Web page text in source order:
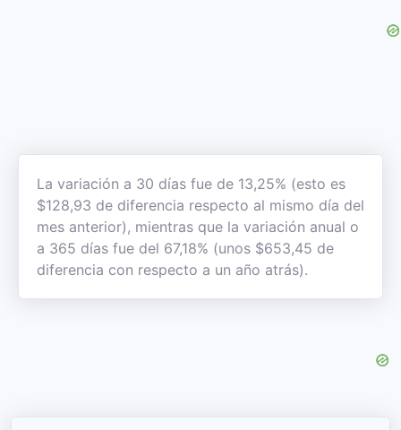
La variación a 30 días fue de 13,25% (esto es
$128,93 de diferencia respecto al mismo día del
mes anterior), mientras que la variación anual o
a 365 días fue del 67,18% (unos $653,45 de
diferencia con respecto a un año atrás).